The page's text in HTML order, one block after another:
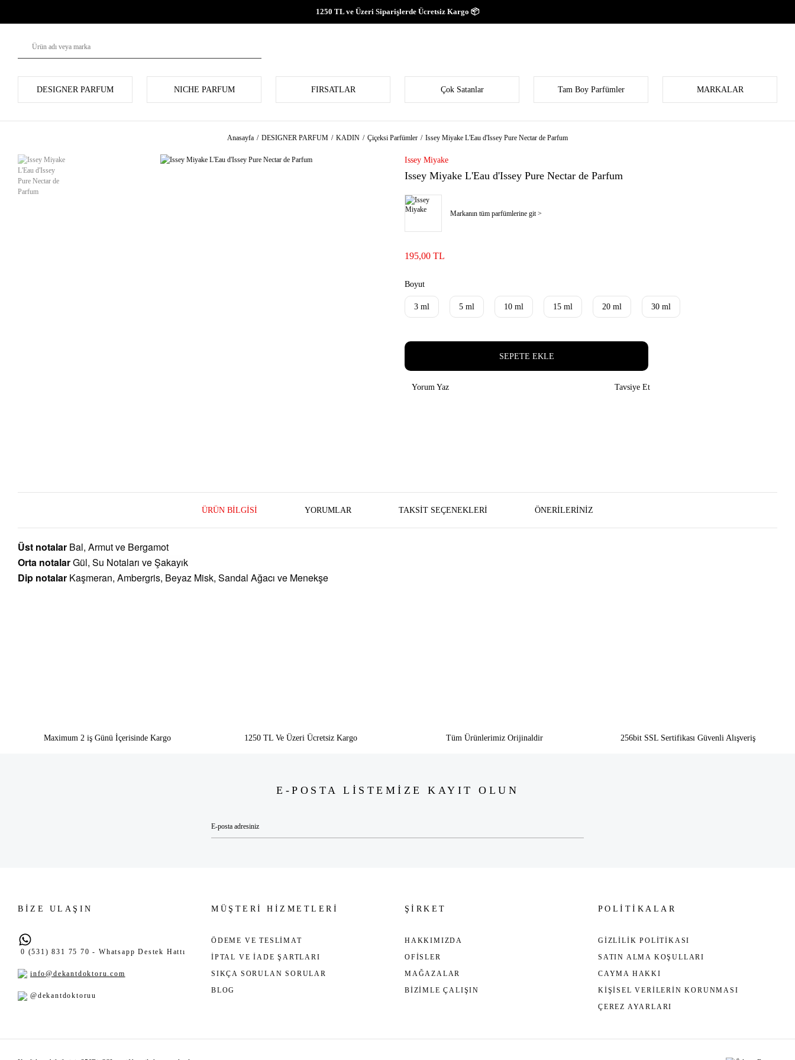
1250 TL ve Üzeri Siparişlerde Ücretsiz Kargo 📦
DESIGNER PARFUM NICHE PARFUM FIRSATLAR Çok Satanlar Tam Boy Parfümler MARKALAR
Anasayfa DESIGNER PARFUM KADIN Çiçeksi Parfümler Issey Miyake L'Eau d'Issey Pure Nectar de Parfum
Issey Miyake
Issey Miyake L'Eau d'Issey Pure Nectar de Parfum
Markanın tüm parfümlerine git >
195,00 TL
Boyut
3 ml 5 ml 10 ml 15 ml 20 ml 30 ml
SEPETE EKLE
Yorum Yaz Tavsiye Et
ÜRÜN BILGISI YORUMLAR TAKSIT SEÇENEKLERI ÖNERILERINIZ
Üst notalar Bal, Armut ve Bergamot
Orta notalarGül, Su Notaları ve Şakayık
Dip notalar Kaşmeran, Ambergris, Beyaz Misk, Sandal Ağacı ve Menekşe
Maximum 2 iş Günü İçerisinde Kargo 1250 TL Ve Üzeri Ücretsiz Kargo Tüm Ürünlerimiz Orijinaldir 256bit SSL Sertifikası Güvenli Alışveriş
E-POSTA LİSTEMİZE KAYIT OLUN
BİZE ULAŞIN
0 (531) 831 75 70 - Whatsapp Destek Hattı
info@dekantdoktoru.com
@dekantdoktoruu
MÜŞTERİ HİZMETLERİ
ÖDEME VE TESLİMAT
İPTAL VE İADE ŞARTLARI
SIKÇA SORULAN SORULAR
BLOG
ŞİRKET
HAKKIMIZDA
OFİSLER
MAĞAZALAR
BİZİMLE ÇALIŞIN
POLİTİKALAR
GİZLİLİK POLİTİKASI
SATIN ALMA KOŞULLARI
CAYMA HAKKI
KİŞİSEL VERİLERİN KORUNMASI
ÇEREZ AYARLARI